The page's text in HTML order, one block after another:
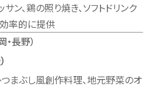
ン、鶏の照り焼き、ソフトドリンク
率的に提供
長野）
まぶし風創作料理、地元野菜のオ